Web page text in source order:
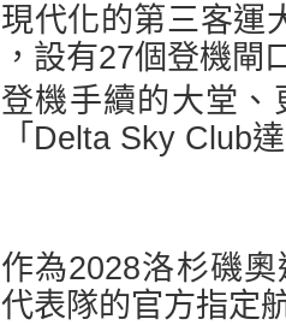
現代化的第三客運
，設有27個登機閘
登機手續的大堂、
「Delta Sky Club
作為2028洛杉磯
代表隊的官方指定